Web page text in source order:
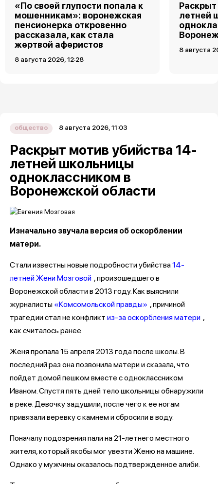
«По своей глупости попала к
мошенникам»: воронежская
пенсионерка откровенно
рассказала, как стала
жертвой аферистов
8 августа 2026, 12:28
летней
8 августа
общество 8 августа 2026, 11:03
Раскрыт мотив убийства 14-
летней школьницы
одноклассником в
Воронежской области
Изначально звучала версия об оскорблении
матери.
Стали известны новые подробности убийства14-
летней Жени Мозговой , произошедшего в
Воронежской области в 2013 году. Как выяснили
журналисты «Комсомольской правды» , причиной
трагедии стал не конфликт из-за оскорбления матери ,
как считалось ранее.
Женя пропала 15 апреля 2013 года после школы. В
последний раз она позвонила матери и сказала, что
пойдет домой пешком вместе с одноклассником
Иваном. Спустя пять дней тело школьницы обнаружили
в реке. Девочку задушили, после чего к ее ногам
привязали веревку с камнем и сбросили в воду.
Поначалу подозрения пали на 21-летнего местного
жителя, который якобы мог увезти Женю на машине.
Однако у мужчины оказалось подтвержденное алиби.